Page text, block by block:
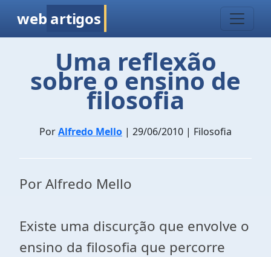
web artigos
Uma reflexão
sobre o ensino de
filosofia
PorAlfredo Mello | 29/06/2010 | Filosofia
Por Alfredo Mello
Existe uma discurção que envolve o
ensino da filosofia que percorre